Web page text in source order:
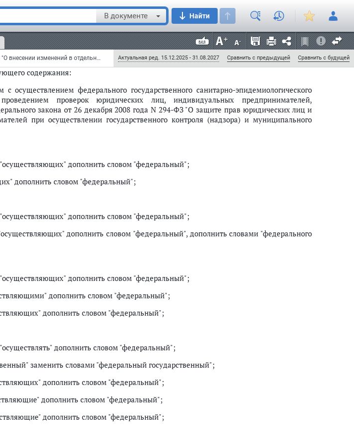
В документе Найти
Федеральный закон от 18 июля 2011 г. N 242-ФЗ "О внесении изменений в отдельные законодательные акты Российской Федерации по вопросам осуществления государственного контроля (надзора) и муниципального контроля" (с изменениями и дополнениями) Актуальная ред. 15.12.2025 - 31.08.2027 Сравнить с предыдущей Сравнить с будущей
функции и порядок деятельности федеральных государственных учреждений,
унитарных предприятий, созданных в установленном законодательством Российской
федерального государственного санитарно-эпидемиологического надзора
федеральными органами исполнительной власти, в ведении которых находятся
содержания:
осуществлением федерального государственного санитарно-эпидемиологического
проверок юридических лиц, индивидуальных предпринимателей,
закона от 26 декабря 2008 года N 294-ФЗ "О защите прав юридических лиц и
при осуществлении государственного контроля (надзора) и муниципального
дополнить словом "федеральный";
дополнить словом "федеральный";
"осуществляющих" дополнить словом "федеральный";
дополнить словом "федеральный", дополнить словами "федерального
"осуществляющих" дополнить словом "федеральный";
дополнить словом "федеральный";
дополнить словом "федеральный";
дополнить словом "федеральный";
заменить словами "федеральный государственный";
дополнить словом "федеральный";
дополнить словом "федеральный";
дополнить словом "федеральный";